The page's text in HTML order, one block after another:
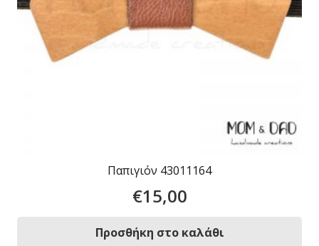
Παπιγιόν 43011164
€15,00
Προσθήκη στο καλάθι